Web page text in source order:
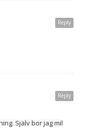
Reply
Reply
Själv bor jag mil